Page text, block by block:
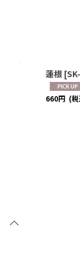
蓮根 [
660円 (